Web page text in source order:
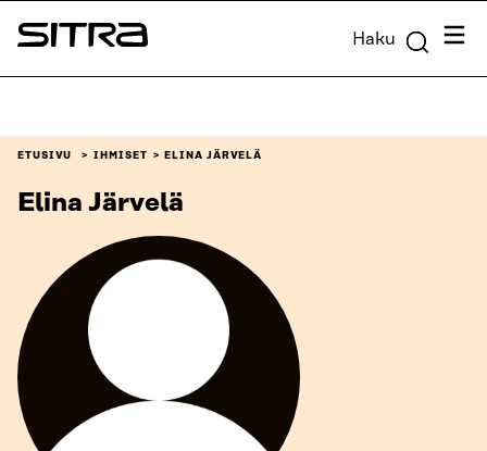
Siirry
suoraan
Sitra Haku
ETUSIVU IHMISET ELINA JÄRVELÄ
Elina Järvelä